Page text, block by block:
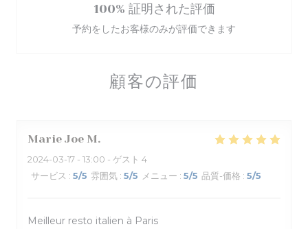
顧客の評価
Marie Joe M
2024-03-17 - 13:00 - ゲスト 4
サービス : 5/5 雰囲気 : 5/5 メニュー : 5/5 品質-価格 : 5/5
Meilleur resto italien à Paris
100% 証明された評価
予約をしたお客様のみが評価できます